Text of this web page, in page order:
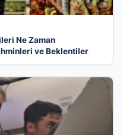
Ne Zaman
ve Beklentiler